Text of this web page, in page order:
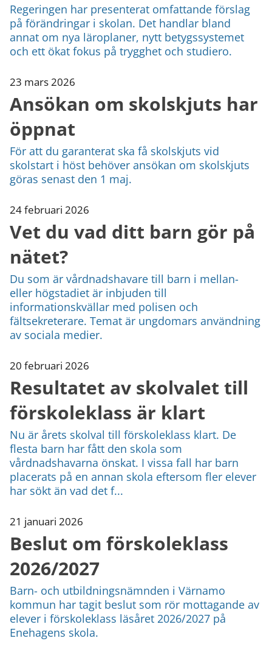
Regeringen har presenterat omfattande förslag
på förändringar i skolan. Det handlar bland
annat om nya läroplaner, nytt betygssystemet
och ett ökat fokus på trygghet och studiero.
23 mars 2026
Ansökan om skolskjuts har
öppnat
För att du garanterat ska få skolskjuts vid
skolstart i höst behöver ansökan om skolskjuts
göras senast den 1 maj.
24 februari 2026
Vet du vad ditt barn gör på
nätet?
Du som är vårdnadshavare till barn i mellan-
eller högstadiet är inbjuden till
informationskvällar med polisen och
fältsekreterare. Temat är ungdomars användning
av sociala medier.
20 februari 2026
Resultatet av skolvalet till
förskoleklass är klart
Nu är årets skolval till förskoleklass klart. De
flesta barn har fått den skola som
vårdnadshavarna önskat. I vissa fall har barn
placerats på en annan skola eftersom fler elever
har sökt än vad det f...
21 januari 2026
Beslut om förskoleklass
2026/2027
Barn- och utbildningsnämnden i Värnamo
kommun har tagit beslut som rör mottagande av
elever i förskoleklass läsåret 2026/2027 på
Enehagens skola.